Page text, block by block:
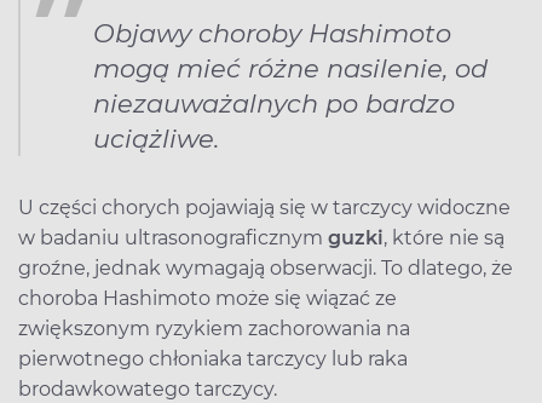
Objawy choroby Hashimoto
mogą mieć różne nasilenie, od
niezauważalnych po bardzo
uciążliwe.
U części chorych pojawiają się w tarczycy widoczne
w badaniu ultrasonograficznym guzki, które nie są
groźne, jednak wymagają obserwacji. To dlatego, że
choroba Hashimoto może się wiązać ze
zwiększonym ryzykiem zachorowania na
pierwotnego chłoniaka tarczycy lub raka
brodawkowatego tarczycy.